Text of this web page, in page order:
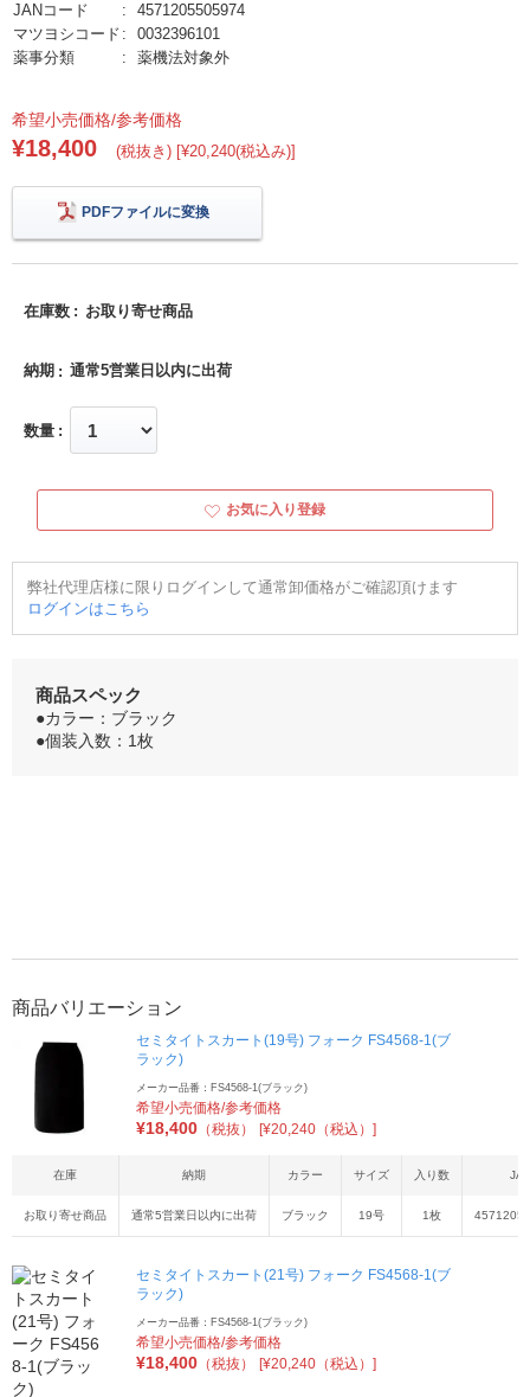
JANコード
4571205505974
マツヨシコード
0032396101
薬事分類
薬機法対象外
希望小売価格/参考価格
¥18,400 (税抜き) [¥20,240(税込み)]
PDFファイルに変換
在庫数 お取り寄せ商品
納期 通常5営業日以内に出荷
数量
お気に入り登録
弊社代理店様に限りログインして通常卸価格がご確認頂けます
ログインはこちら
商品スペック
●カラー：ブラック
●個装入数：1枚
商品バリエーション
セミタイトスカート(19号) フォーク FS4568-1(ブ
ラック)
メーカー品番：FS4568-1(ブラック)
希望小売価格/参考価格
¥18,400 （税抜） [¥20,240（税込）]
在庫 納期 カラー サイズ 入り数
お取り寄せ商品 通常5営業日以内に出荷 ブラック 19号 1枚
セミタイトスカート(21号) フォーク FS4568-1(ブ
ラック)
メーカー品番：FS4568-1(ブラック)
希望小売価格/参考価格
¥18,400 （税抜） [¥20,240（税込）]